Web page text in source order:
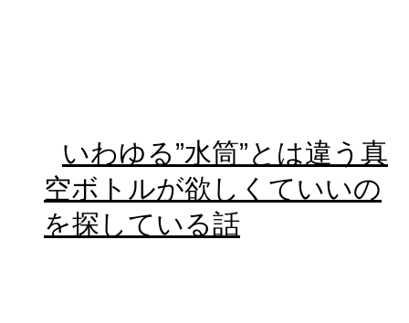
いわゆる”水筒”とは違う真
空ボトルが欲しくていいの
を探している話